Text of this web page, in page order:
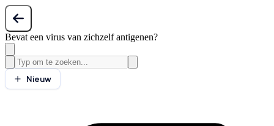
Bevat een virus van zichzelf antigenen?
Nieuw